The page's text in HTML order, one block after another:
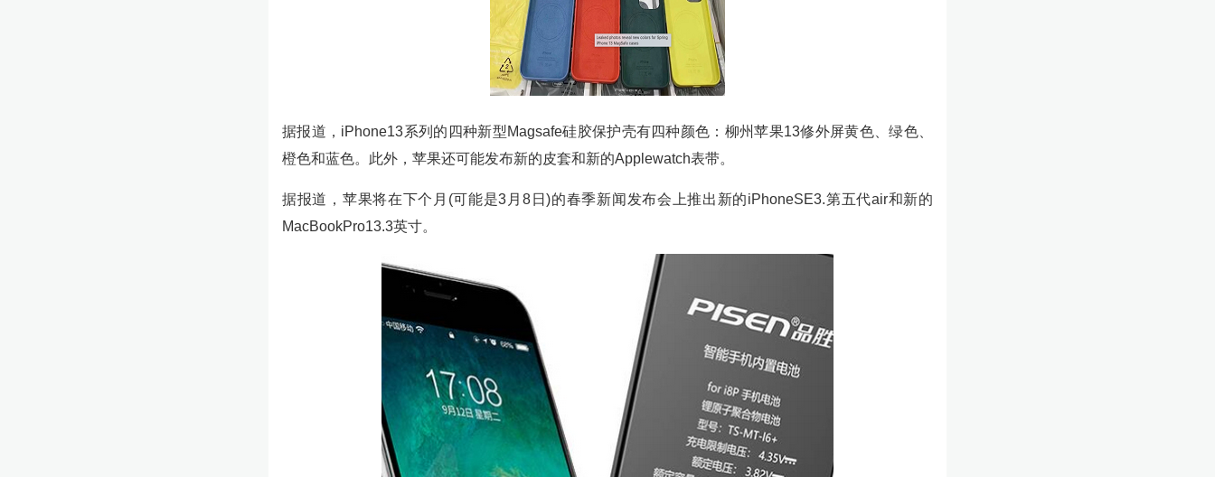
据报道，iPhone13系列的四种新型Magsafe硅胶保护壳有四种颜色：柳州苹果13修外屏黄色、绿色、
橙色和蓝色。此外，苹果还可能发布新的皮套和新的Applewatch表带。
据报道，苹果将在下个月(可能是3月8日)的春季新闻发布会上推出新的iPhoneSE3.第五代air和新的
MacBookPro13.3英寸。